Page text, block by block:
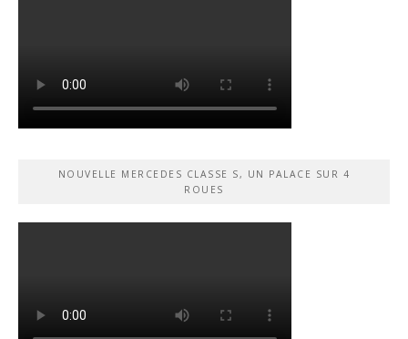
NOUVELLE MERCEDES CLASSE S, UN PALACE SUR 4
ROUES